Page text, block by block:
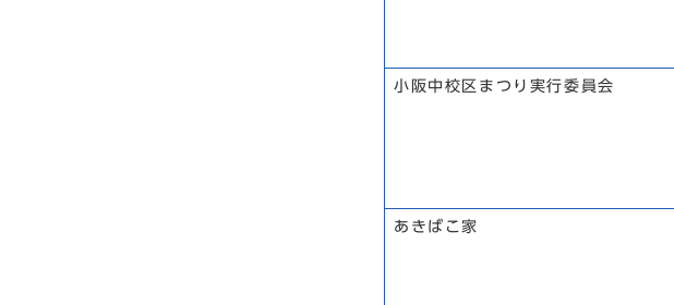
小阪中校区まつり実行委員会
あきばこ家